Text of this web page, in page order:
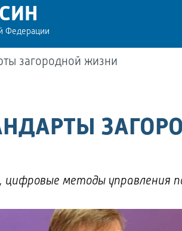
Федерации
загородной жизни
цифровые методы управления